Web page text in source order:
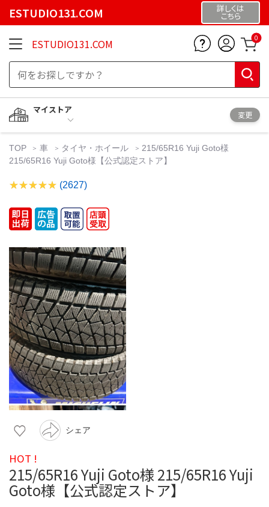
ESTUDIO131.COM 詳しくは
こちら
ESTUDIO131.COM 0
マイストア
変更
TOP 車 タイヤ・ホイール
215/65R16 Yuji Goto様
215/65R16 Yuji Goto様【公式認定ストア】
(2627)
シェア
HOT !
215/65R16 Yuji Goto様 215/65R16 Yuji
Goto様【公式認定ストア】